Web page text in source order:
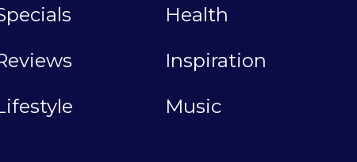
Health
Inspiration
Music